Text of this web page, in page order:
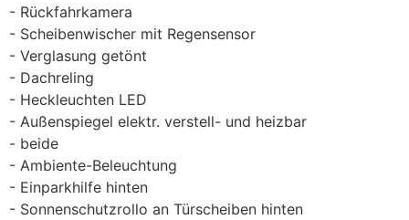
Rückfahrkamera
Scheibenwischer mit Regensensor
Verglasung getönt
Dachreling
Heckleuchten LED
Außenspiegel elektr. verstell- und heizbar
beide
Ambiente-Beleuchtung
Einparkhilfe hinten
Sonnenschutzrollo an Türscheiben hinten